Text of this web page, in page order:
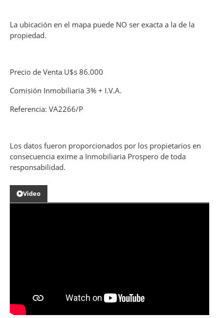
La ubicación en el mapa puede NO ser exacta a la de la
propiedad.
Precio de Venta U$s 86.000
Comisión Inmobiliaria 3% + I.V.A.
Referencia: VA2266/P
Los datos fueron proporcionados por los propietarios en
consecuencia exime a Inmobiliaria Prospero de toda
responsabilidad.
Video